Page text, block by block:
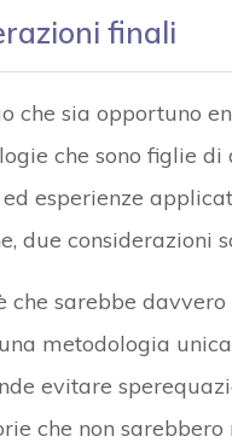
finali
che sia opportuno
che sono figlie di
esperienze
due considerazioni
che sarebbe davvero
metodologia
evitare
che non